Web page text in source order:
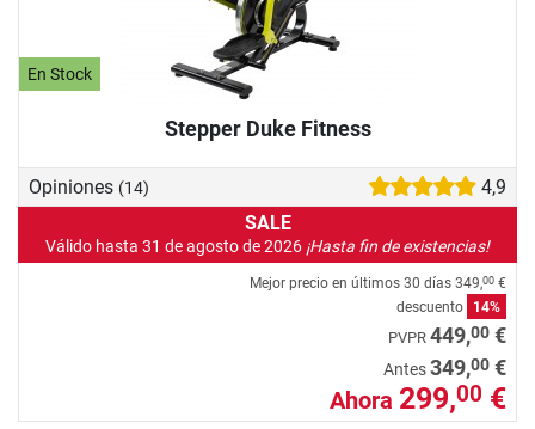
En Stock
Stepper Duke Fitness
Opiniones (14)
4,9
SALE
Válido hasta 31 de agosto de 2026 ¡Hasta fin de existencias!
Mejor precio en últimos 30 días 349,00 €
descuento
14%
PVPR 449,00 €
Antes349,00 €
Ahora 299,00 €